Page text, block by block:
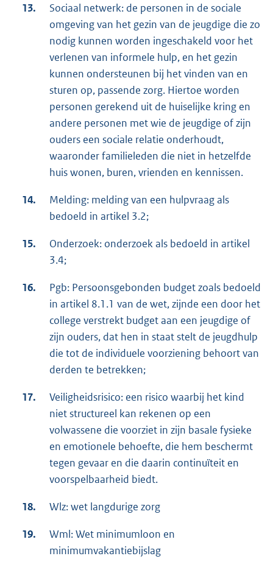
13.
Sociaal netwerk: de personen in de sociale
omgeving van het gezin van de jeugdige die zo
nodig kunnen worden ingeschakeld voor het
verlenen van informele hulp, en het gezin
kunnen ondersteunen bij het vinden van en
sturen op, passende zorg. Hiertoe worden
personen gerekend uit de huiselijke kring en
andere personen met wie de jeugdige of zijn
ouders een sociale relatie onderhoudt,
waaronder familieleden die niet in hetzelfde
huis wonen, buren, vrienden en kennissen.
14.
Melding: melding van een hulpvraag als
bedoeld in artikel 3.2;
15.
Onderzoek: onderzoek als bedoeld in artikel
3.4;
16.
Pgb: Persoonsgebonden budget zoals bedoeld
in artikel 8.1.1 van de wet, zijnde een door het
college verstrekt budget aan een jeugdige of
zijn ouders, dat hen in staat stelt de jeugdhulp
die tot de individuele voorziening behoort van
derden te betrekken;
17.
Veiligheidsrisico: een risico waarbij het kind
niet structureel kan rekenen op een
volwassene die voorziet in zijn basale fysieke
en emotionele behoefte, die hem beschermt
tegen gevaar en die daarin continuïteit en
voorspelbaarheid biedt.
18. Wlz: wet langdurige zorg
19.
Wml: Wet minimumloon en
minimumvakantiebijslag